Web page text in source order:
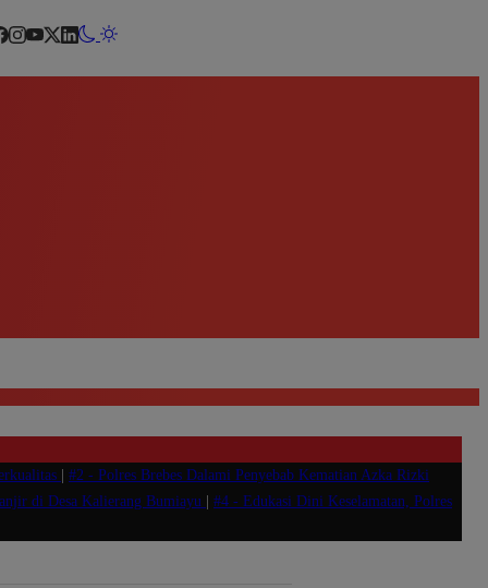
#2 - Polres Brebes Dalami Penyebab Kematian Azka Rizki
di Desa Kalierang Bumiayu #4 - Edukasi Dini Keselamatan, Polres